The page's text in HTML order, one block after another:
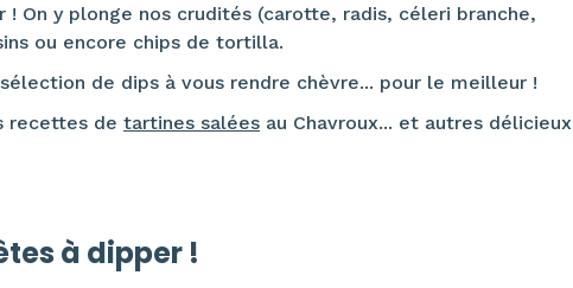
! On y plonge nos crudités (carotte, radis, céleri branche,
ou encore chips de tortilla.
de dips à vous rendre chèvre... pour le meilleur !
recettes de tartines salées au Chavroux... et autres délicieux
à dipper !